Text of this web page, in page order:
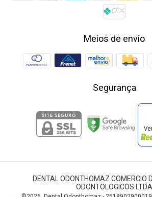
Meios de envio
Segurança
DENTAL ODONTHOMAZ COMERCIO
ODONTOLOGICOS LTDA